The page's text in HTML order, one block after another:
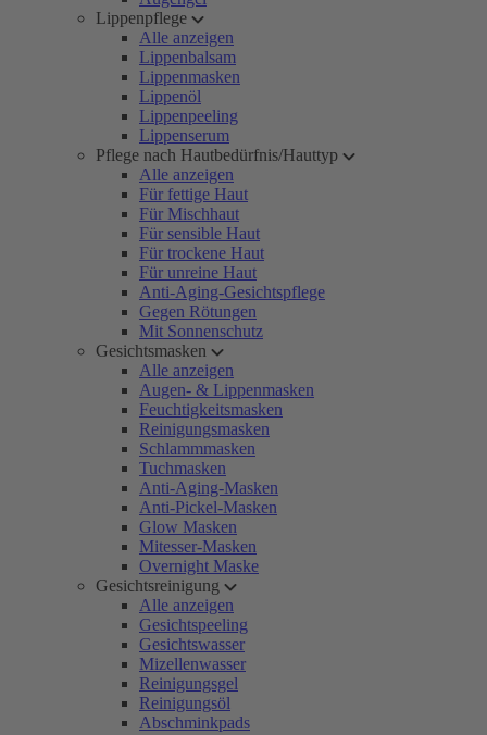
Lippenpflege
Alle anzeigen
Lippenbalsam
Lippenmasken
Lippenöl
Lippenpeeling
Lippenserum
Pflege nach Hautbedürfnis/Hauttyp
Alle anzeigen
Für fettige Haut
Für Mischhaut
Für sensible Haut
Für trockene Haut
Für unreine Haut
Anti-Aging-Gesichtspflege
Gegen Rötungen
Mit Sonnenschutz
Gesichtsmasken
Alle anzeigen
Augen- & Lippenmasken
Feuchtigkeitsmasken
Reinigungsmasken
Schlammmasken
Tuchmasken
Anti-Aging-Masken
Anti-Pickel-Masken
Glow Masken
Mitesser-Masken
Overnight Maske
Gesichtsreinigung
Alle anzeigen
Gesichtspeeling
Gesichtswasser
Mizellenwasser
Reinigungsgel
Reinigungsöl
Abschminkpads